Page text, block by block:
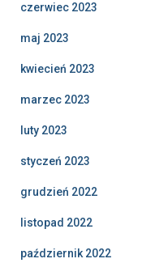
czerwiec 2023
maj 2023
kwiecień 2023
marzec 2023
luty 2023
styczeń 2023
grudzień 2022
listopad 2022
październik 2022